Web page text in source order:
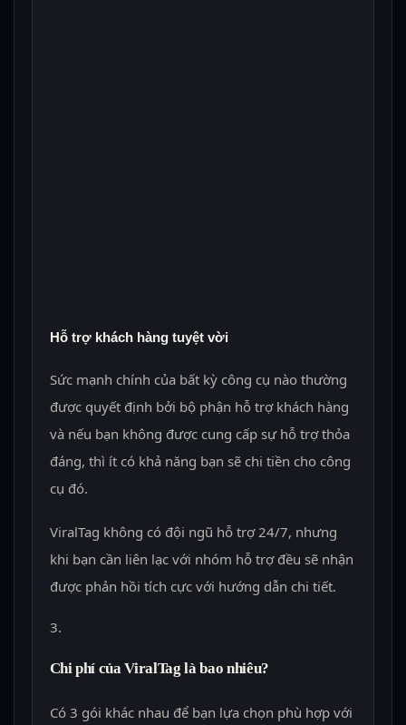
Hỗ trợ khách hàng tuyệt vời
Sức mạnh chính của bất kỳ công cụ nào thường
được quyết định bởi bộ phận hỗ trợ khách hàng
và nếu bạn không được cung cấp sự hỗ trợ thỏa
đáng, thì ít có khả năng bạn sẽ chi tiền cho công
cụ đó.
ViralTag không có đội ngũ hỗ trợ 24/7, nhưng
khi bạn cần liên lạc với nhóm hỗ trợ đều sẽ nhận
được phản hồi tích cực với hướng dẫn chi tiết.
Chi phí của ViralTag là bao nhiêu?
Có 3 gói khác nhau để bạn lựa chọn phù hợp với